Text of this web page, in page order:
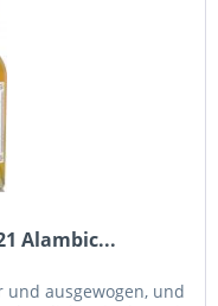
Alambic...
und ausgewogen, und